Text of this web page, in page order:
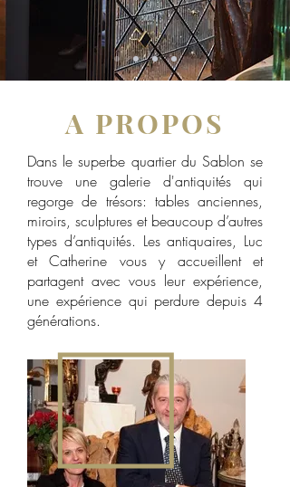
A PROPOS
Dans le superbe quartier du Sablon se
trouve une galerie d'antiquités qui
regorge de trésors: tables anciennes,
miroirs, sculptures et beaucoup d’autres
types d’antiquités. Les antiquaires, Luc
et Catherine vous y accueillent et
partagent avec vous leur expérience,
une expérience qui perdure depuis 4
générations.